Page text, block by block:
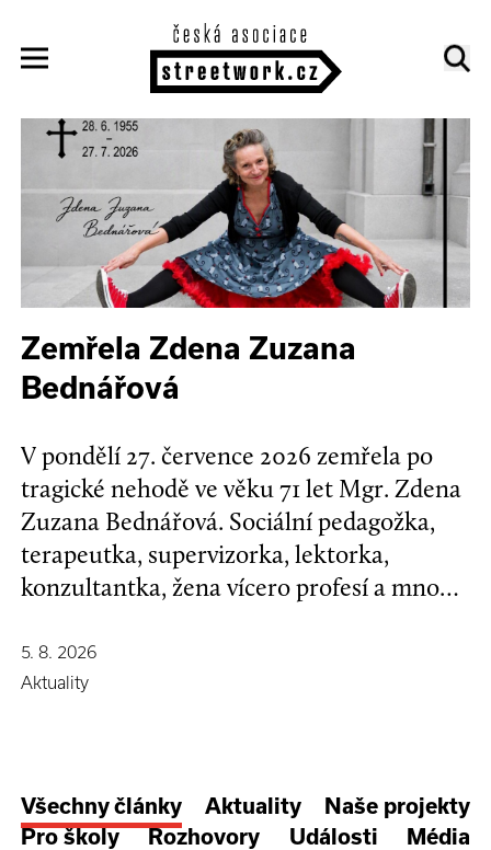
Zemřela Zdena Zuzana
Bednářová
V pondělí 27. července 2026 zemřela po
tragické nehodě ve věku 71 let Mgr. Zdena
Zuzana Bednářová. Sociální pedagožka,
terapeutka, supervizorka, lektorka,
konzultantka, žena vícero profesí a mnoha
nespoutanou povahou.
5. 8. 2026
Aktuality
Všechny články Aktuality
Naše projekty
Pro školy
Rozhovory Události Média